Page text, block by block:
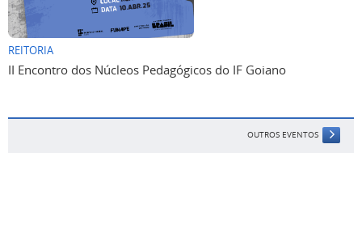
REITORIA
II Encontro dos Núcleos Pedagógicos do IF Goiano
OUTROS EVENTOS